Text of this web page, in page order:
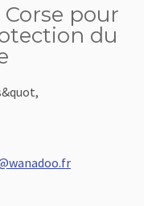
pour
du